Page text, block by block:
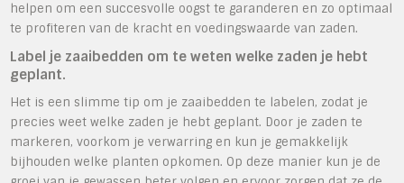
helpen om een succesvolle oogst te garanderen en zo optimaal
te profiteren van de kracht en voedingswaarde van zaden.
Label je zaaibedden om te weten welke zaden je hebt
geplant.
Het is een slimme tip om je zaaibedden te labelen, zodat je
precies weet welke zaden je hebt geplant. Door je zaden te
markeren, voorkom je verwarring en kun je gemakkelijk
bijhouden welke planten opkomen. Op deze manier kun je de